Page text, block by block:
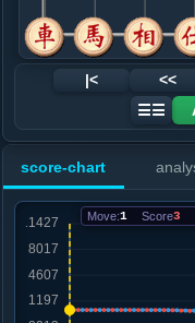
.....砲５退１
12. 炮四进一
13. 炮四平七
.....车４进５
15. 炮七进三
.....马８进９
16. 马七进五
|< <<
☰☰
score-chart
Move:1 Score3